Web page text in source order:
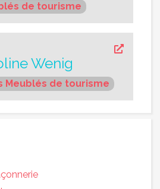
de tourisme
Wenig
Meublés de tourisme